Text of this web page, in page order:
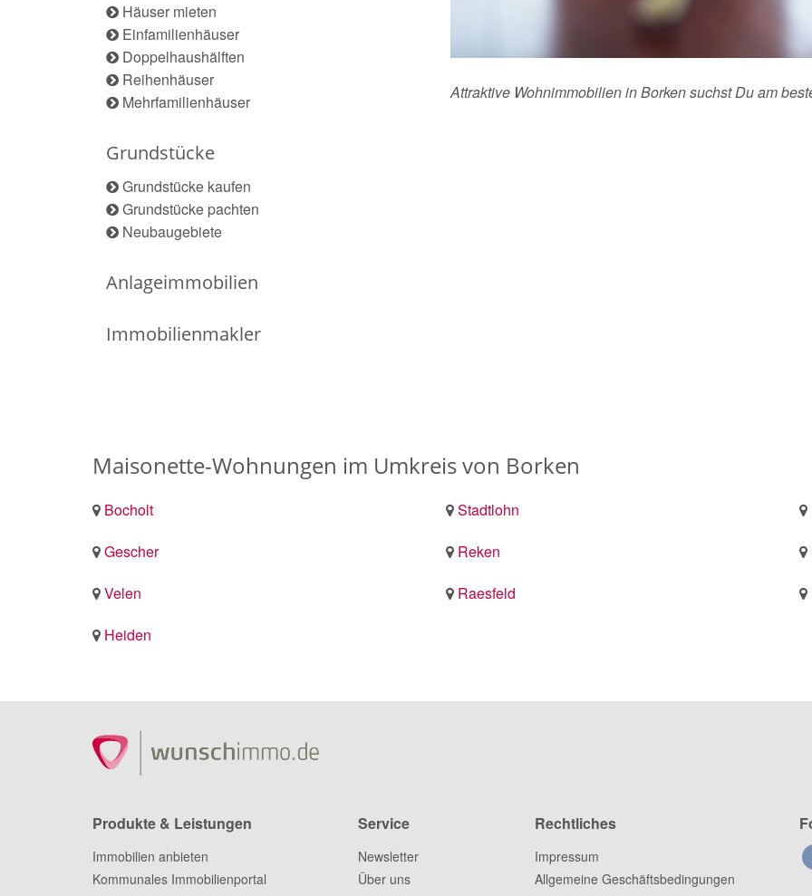
Häuser mieten
Einfamilienhäuser
Doppelhaushälften
Reihenhäuser
Mehrfamilienhäuser
Grundstücke
Grundstücke kaufen
Grundstücke pachten
Neubaugebiete
Anlageimmobilien
Immobilienmakler
Attraktive Wohnimmobilien in Borken suchst Du am
Maisonette-Wohnungen im Umkreis von Borken
Bocholt Stadtlohn
Gescher
Reken
Velen
Raesfeld
Heiden
Produkte & Leistungen
Immobilien anbieten
Kommunales Immobilienportal
Service
Newsletter
Über uns
Rechtliches
Impressum
Allgemeine Geschäftsbedingungen